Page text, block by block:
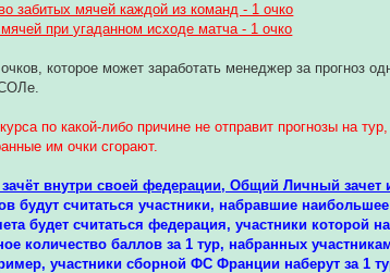
забитых мячей каждой из команд - 1 очко
при угаданном исходе матча - 1 очко
которое может заработать менеджер за прогноз
по какой-либо причине не отправит прогнозы на
им очки сгорают.
внутри своей федерации, Общий Личный
будут считаться участники, набравшие
будет считаться федерация, участники которой
количество баллов за 1 тур, набранных
участники сборной ФС Франции наберут за 1